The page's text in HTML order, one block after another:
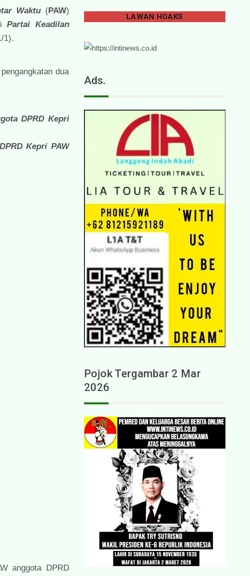
Waktu(PAW)
Partai Keadilan
1).
dua
DPRD Kepri
Kepri PAW
anggota DPRD
LAWAN HOAKS
Ads.
Pojok Tergambar 2 Mar
2026